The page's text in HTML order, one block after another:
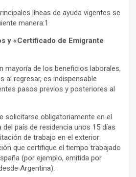
líneas de ayuda vigentes se
manera:1
y «Certificado de Emigrante
mayoría de los beneficios laborales,
al regresar, es indispensable
pasos previos y posteriores al
solicitarse obligatoriamente en el
del país de residencia unos 15 días
de trabajo en el exterior:
que certifique el tiempo trabajado
(por ejemplo, emitida por
Argentina).